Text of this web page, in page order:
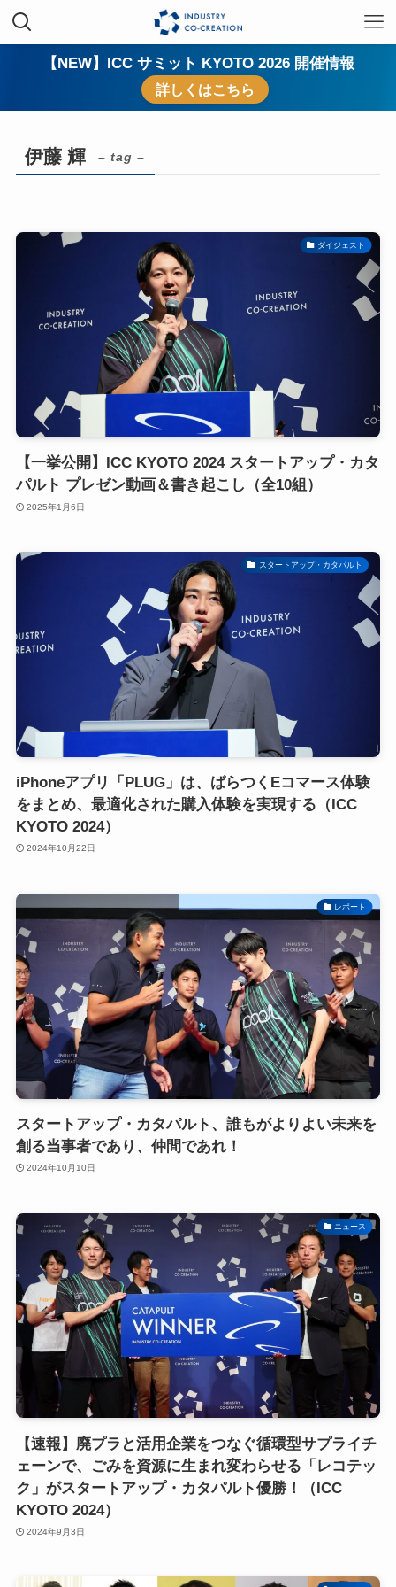
【NEW】ICC サミット KYOTO 2026 開催情報
詳しくはこちら
伊藤 輝 – tag –
ダイジェスト
【一挙公開】ICC KYOTO 2024 スタートアップ・カタ
パルト プレゼン動画＆書き起こし（全10組）
2025年1月6日
スタートアップ・カタパルト
iPhoneアプリ「PLUG」は、ばらつくEコマース体験
をまとめ、最適化された購入体験を実現する（ICC
KYOTO 2024）
2024年10月22日
レポート
スタートアップ・カタパルト、誰もがよりよい未来を
創る当事者であり、仲間であれ！
2024年10月10日
ニュース
【速報】廃プラと活用企業をつなぐ循環型サプライチ
ェーンで、ごみを資源に生まれ変わらせる「レコテッ
ク」がスタートアップ・カタパルト優勝！（ICC
KYOTO 2024）
2024年9月3日